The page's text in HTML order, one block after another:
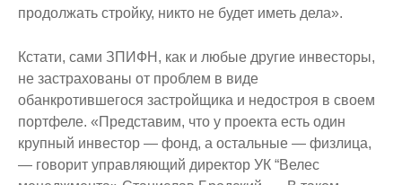
продолжать стройку, никто не будет иметь дела».
Кстати, сами ЗПИФН, как и любые другие инвесторы,
не застрахованы от проблем в виде
обанкротившегося застройщика и недостроя в своем
портфеле. «Представим, что у проекта есть один
крупный инвестор — фонд, а остальные — физлица,
— говорит управляющий директор УК “Велес